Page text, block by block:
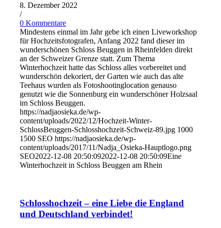
8. Dezember 2022
/
0 Kommentare
Mindestens einmal im Jahr gebe ich einen Liveworkshop
für Hochzeitsfotografen, Anfang 2022 fand dieser im
wunderschönen Schloss Beuggen in Rheinfelden direkt
an der Schweizer Grenze statt. Zum Thema
Winterhochzeit hatte das Schloss alles vorbereitet und
wunderschön dekoriert, der Garten wie auch das alte
Teehaus wurden als Fotoshootinglocation genauso
genutzt wie die Sonnenburg ein wunderschöner Holzsaal
im Schloss Beuggen.
https://nadjaosieka.de/wp-
content/uploads/2022/12/Hochzeit-Winter-
SchlossBeuggen-Schlosshochzeit-Schweiz-89.jpg 1000
1500 SEO https://nadjaosieka.de/wp-
content/uploads/2017/11/Nadja_Osieka-Hauptlogo.png
SEO2022-12-08 20:50:092022-12-08 20:50:09Eine
Winterhochzeit in Schloss Beuggen am Rhein
Schlosshochzeit – eine Liebe die England
und Deutschland verbindet!